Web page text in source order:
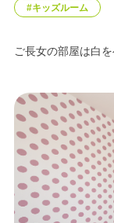
#キッズルーム
ご長女の部屋は白